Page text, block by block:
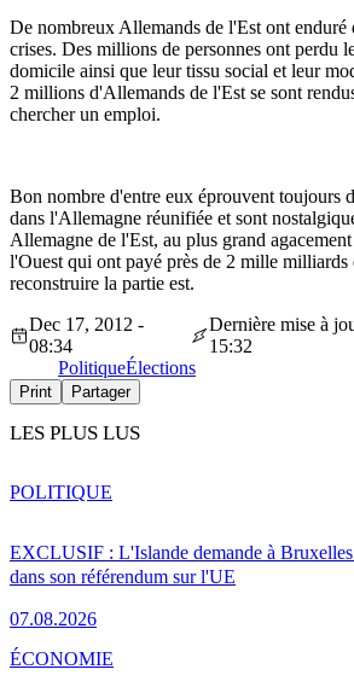
De nombreux Allemands de l'Est ont enduré
crises. Des millions de personnes ont perdu
domicile ainsi que leur tissu social et leur
2 millions d'Allemands de l'Est se sont
chercher un emploi.
Bon nombre d'entre eux éprouvent toujours
dans l'Allemagne réunifiée et sont
Allemagne de l'Est, au plus grand
l'Ouest qui ont payé près de 2 mille milliards
reconstruire la partie est.
Dec 17, 2012 -
08:34
Dernière mise à
15:32
PolitiqueÉlections
Print Partager
LES PLUS LUS
EXCLUSIF : L'Islande demande à Bruxelles
dans son référendum sur l'UE
07.08.2026
POLITIQUE
ÉCONOMIE